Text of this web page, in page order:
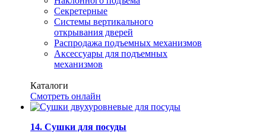
Секретерные
Системы вертикального
открывания дверей
Распродажа подъемных механизмов
Аксессуары для подъемных
механизмов
Каталоги
Смотреть онлайн
14. Сушки для посуды